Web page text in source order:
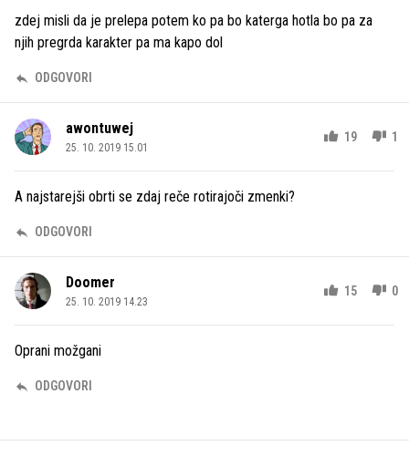
zdej misli da je prelepa potem ko pa bo katerga hotla bo pa za
njih pregrda karakter pa ma kapo dol
ODGOVORI
awontuwej
25. 10. 2019 15.01
19 1
A najstarejši obrti se zdaj reče rotirajoči zmenki?
ODGOVORI
Doomer
25. 10. 2019 14.23
15 0
Oprani možgani
ODGOVORI